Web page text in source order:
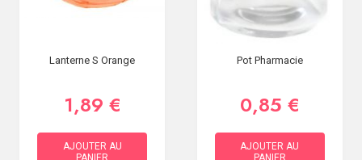
Lanterne S Orange
1,89 €
AJOUTER AU
PANIER
Pot Pharmacie
0,85 €
AJOUTER AU
PANIER